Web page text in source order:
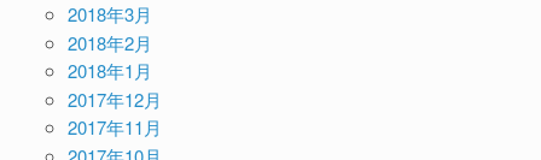
2018年3月
2018年2月
2018年1月
2017年12月
2017年11月